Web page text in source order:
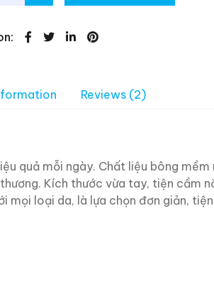
Reviews (2)
quả mỗi ngày. Chất liệu bông
Kích thước vừa tay, tiện cầm
loại da, là lựa chọn đơn giản,